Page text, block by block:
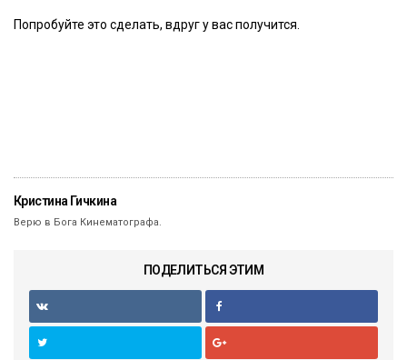
Попробуйте это сделать, вдруг у вас получится.
Кристина Гичкина
Верю в Бога Кинематографа.
ПОДЕЛИТЬСЯ ЭТИМ